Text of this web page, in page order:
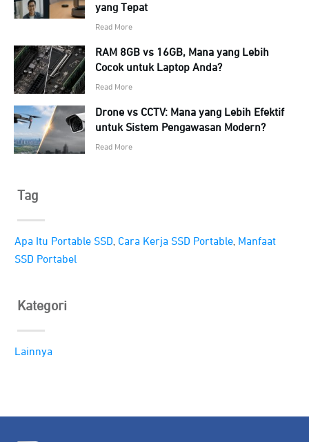
yang Tepat
Read More
RAM 8GB vs 16GB, Mana yang Lebih
Cocok untuk Laptop Anda?
Read More
Drone vs CCTV: Mana yang Lebih Efektif
untuk Sistem Pengawasan Modern?
Read More
Tag
Apa Itu Portable SSD, Cara Kerja SSD Portable, Manfaat
SSD Portabel
Kategori
Lainnya